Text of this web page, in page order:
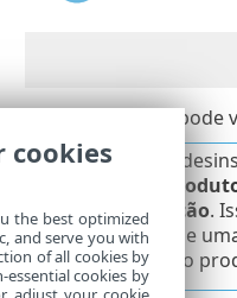
você pode
A tarefa de
desinstalação.
ESET. Aplique
desinstalar o
cookies
the best optimized
and serve you with
of all cookies by
essential cookies by